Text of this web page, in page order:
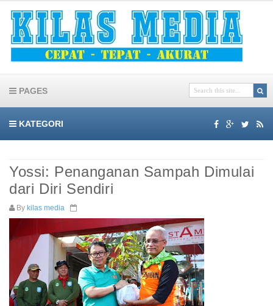
PAGES
KATEGORI
Yossi: Penanganan Sampah Dimulai
dari Diri Sendiri
By kilas media